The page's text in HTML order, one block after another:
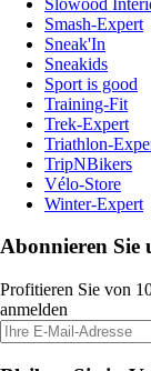
Smash-Expert
Sneak'In
Sneakids
Sport is good
Training-Fit
Trek-Expert
Triathlon-
TripNBikers
Vélo-Store
Winter-Expert
Abonnieren Sie
Profitieren Sie von
anmelden